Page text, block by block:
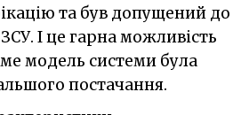
та був допущений до
І це гарна можливість
модель системи була
постачання.